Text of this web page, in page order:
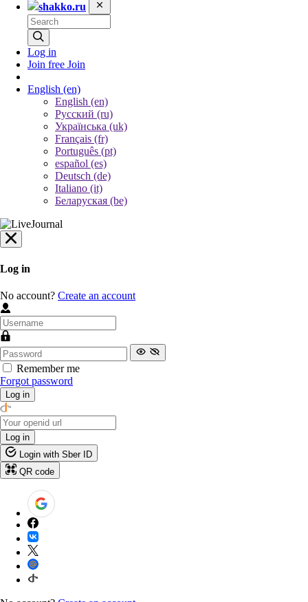
shakko.ru
Log in
Join free Join
English (en)
English (en)
Русский (ru)
Українська (uk)
Français (fr)
Português (pt)
español (es)
Deutsch (de)
Italiano (it)
Беларуская (be)
Log in
No account? Create an account
Remember me
Forgot password
Log in
Log in
Login with Sber ID
QR code